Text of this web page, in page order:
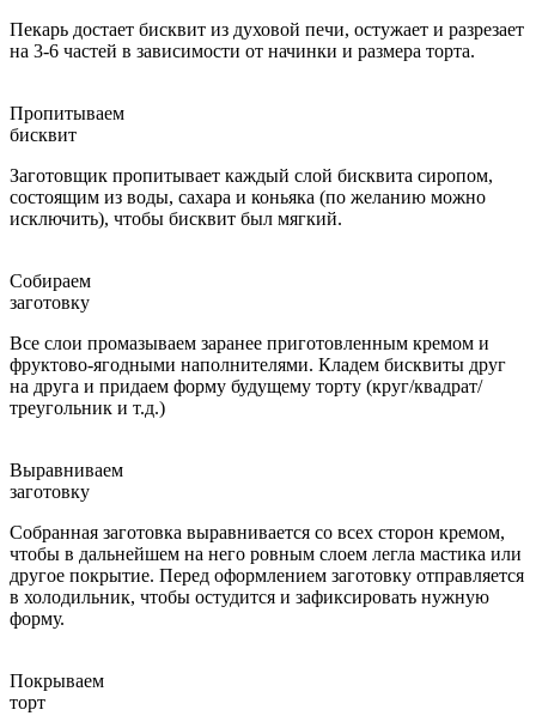
Пекарь достает бисквит из духовой печи, остужает и разрезает
на 3-6 частей в зависимости от начинки и размера торта.
Пропитываем
бисквит
Заготовщик пропитывает каждый слой бисквита сиропом,
состоящим из воды, сахара и коньяка (по желанию можно
исключить), чтобы бисквит был мягкий.
Собираем
заготовку
Все слои промазываем заранее приготовленным кремом и
фруктово-ягодными наполнителями. Кладем бисквиты друг
на друга и придаем форму будущему торту (круг/квадрат/
треугольник и т.д.)
Выравниваем
заготовку
Собранная заготовка выравнивается со всех сторон кремом,
чтобы в дальнейшем на него ровным слоем легла мастика или
другое покрытие. Перед оформлением заготовку отправляется
в холодильник, чтобы остудится и зафиксировать нужную
форму.
Покрываем
торт